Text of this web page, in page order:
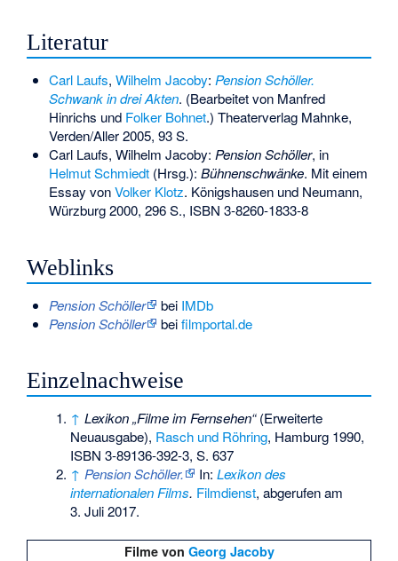
Literatur
Carl Laufs, Wilhelm Jacoby: Pension Schöller.
Schwank in drei Akten. (Bearbeitet von Manfred
Hinrichs und Folker Bohnet.) Theaterverlag Mahnke,
Verden/Aller 2005, 93 S.
Carl Laufs, Wilhelm Jacoby: Pension Schöller, in
Helmut Schmiedt(Hrsg.): Bühnenschwänke. Mit einem
Essay vonVolker Klotz. Königshausen und Neumann,
Würzburg 2000, 296 S., ISBN 3-8260-1833-8
Weblinks
Pension Schöller bei IMDb
Pension Schöller
beifilmportal.de
Einzelnachweise
↑ Lexikon „Filme im Fernsehen“(Erweiterte
Neuausgabe), Rasch und Röhring, Hamburg 1990,
ISBN 3-89136-392-3, S. 637
↑ Pension Schöller. In:Lexikon des
internationalen Films. Filmdienst, abgerufen am
3. Juli 2017.
Filme von Georg Jacoby